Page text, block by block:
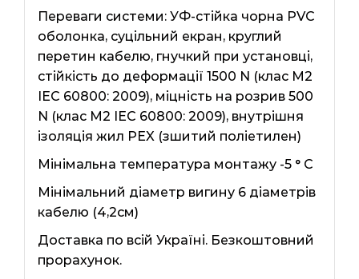
Переваги системи: УФ-стійка чорна PVC
оболонка, суцільний екран, круглий
перетин кабелю, гнучкий при установці,
стійкість до деформації 1500 N (клас М2
IEC 60800: 2009), міцність на розрив 500
N (клас М2 IEC 60800: 2009), внутрішня
ізоляція жил PEX (зшитий поліетилен)
Мінімальна температура монтажу -5 ° C
Мінімальний діаметр вигину 6 діаметрів
кабелю (4,2см)
Доставка по всій Україні. Безкоштовний
прорахунок.